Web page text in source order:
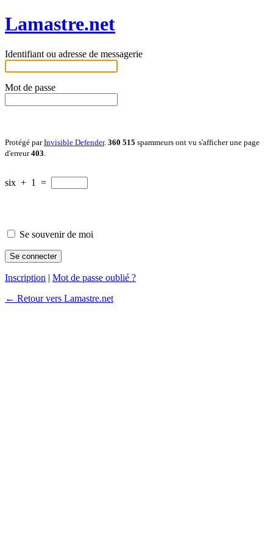
Lamastre.net
Identifiant ou adresse de messagerie
Mot de passe
Protégé parInvisible Defender. 360 515 spammeurs ont vu s'afficher une page
d'erreur403
six + 1 =
Se souvenir de moi
Inscription | Mot de passe oublié ?
← Retour vers Lamastre.net